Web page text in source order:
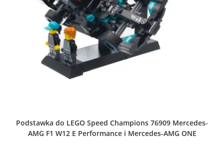
Podstawka do LEGO Speed Champions 76909 Mercedes-
AMG F1 W12 E Performance i Mercedes-AMG ONE